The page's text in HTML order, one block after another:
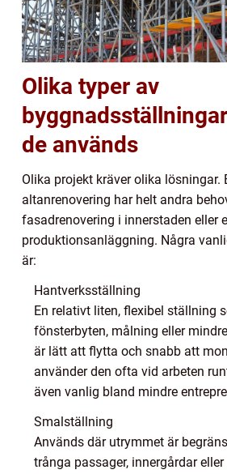
Olika typer av
de används
Olika projekt kräver olika lösningar.
altanrenovering har helt andra
fasadrenovering i innerstaden eller
produktionsanläggning. Några
är:
Hantverksställning
En relativt liten, flexibel ställning
fönsterbyten, målning eller
är lätt att flytta och snabb att
använder den ofta vid arbeten
även vanlig bland mindre
Smalställning
Används där utrymmet är
trånga passager, innergårdar